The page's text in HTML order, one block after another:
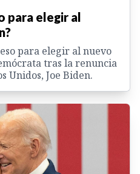
para elegir al
para elegir al nuevo
tras la renuncia
Unidos, Joe Biden.